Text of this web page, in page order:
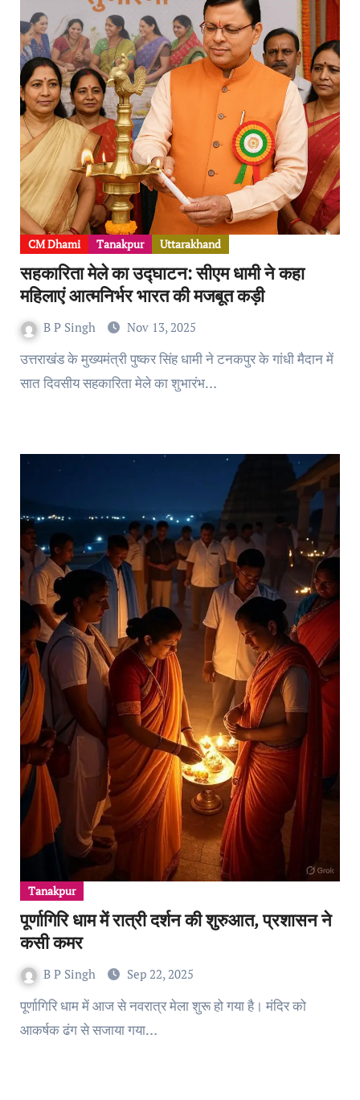
CM Dhami Tanakpur Uttarakhand
सहकारिता मेले का उद्घाटन: सीएम धामी ने कहा
महिलाएं आत्मनिर्भर भारत की मजबूत कड़ी
B P Singh Nov 13, 2025
उत्तराखंड के मुख्यमंत्री पुष्कर सिंह धामी ने टनकपुर के गांधी मैदान में
सात दिवसीय सहकारिता मेले का शुभारंभ…
Tanakpur
पूर्णागिरि धाम में रात्री दर्शन की शुरुआत, प्रशासन ने
कसी कमर
B P Singh Sep 22, 2025
पूर्णागिरि धाम में आज से नवरात्र मेला शुरू हो गया है। मंदिर को
आकर्षक ढंग से सजाया गया…